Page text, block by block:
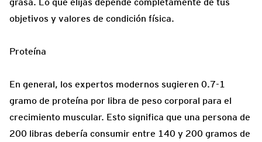
objetivos y valores de condición física.
Proteína
En general, los expertos modernos sugieren 0.7-1
gramo de proteína por libra de peso corporal para el
crecimiento muscular. Esto significa que una persona de
200 libras debería consumir entre 140 y 200 gramos de